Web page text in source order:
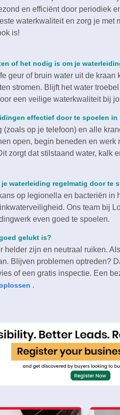
en efficiënt door periodiek
waterkwaliteit en zorg je
is!
of het nodig is om je
geur of bruin water uit de
stromen.​ Blijft het water
een veilige waterkwaliteit bij
effectief door te spoelen
(zoals op je telefoon) en alle
open, begin beneden en
zorgt dat stilstaand water, kalk
waterleiding regelmatig door te
op legionella en bacteriën in
Ons team bij
even goed te spoelen.​
gelukt is?
helder zijn en neutraal ruiken.​
Blijven problemen optreden?
of een gratis inspectie.​ Een
.